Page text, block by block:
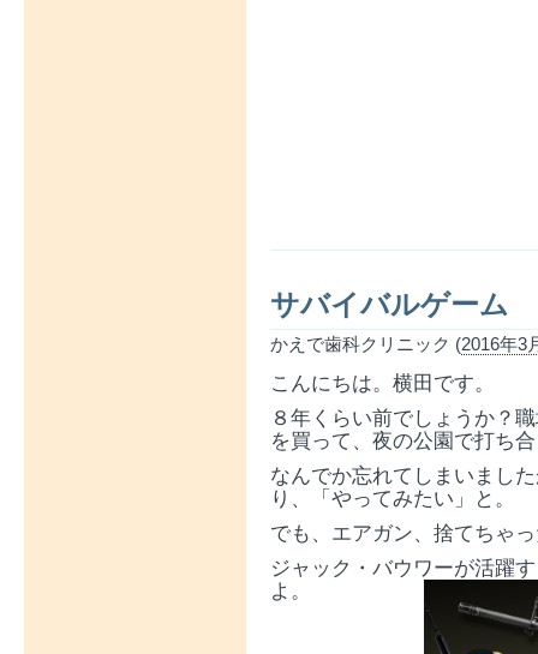
サバイバルゲーム
かえで歯科クリニック (2016年3
こんにちは。横田です。
８年くらい前でしょうか？
を買って、夜の公園で打ち
なんでか忘れてしまいまし
り、「やってみたい」と。
でも、エアガン、捨てちゃ
ジャック・バウワーが活躍
よ。